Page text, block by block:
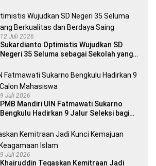
12 Juli 2026
Sukardianto Optimistis Wujudkan SD
Negeri 35 Seluma sebagai Sekolah yang
9 Juli 2026
PMB Mandiri UIN Fatmawati Sukarno
Bengkulu Hadirkan 9 Jalur Seleksi bagi
9 Juli 2026
Khairuddin Tegaskan Kemitraan Jadi